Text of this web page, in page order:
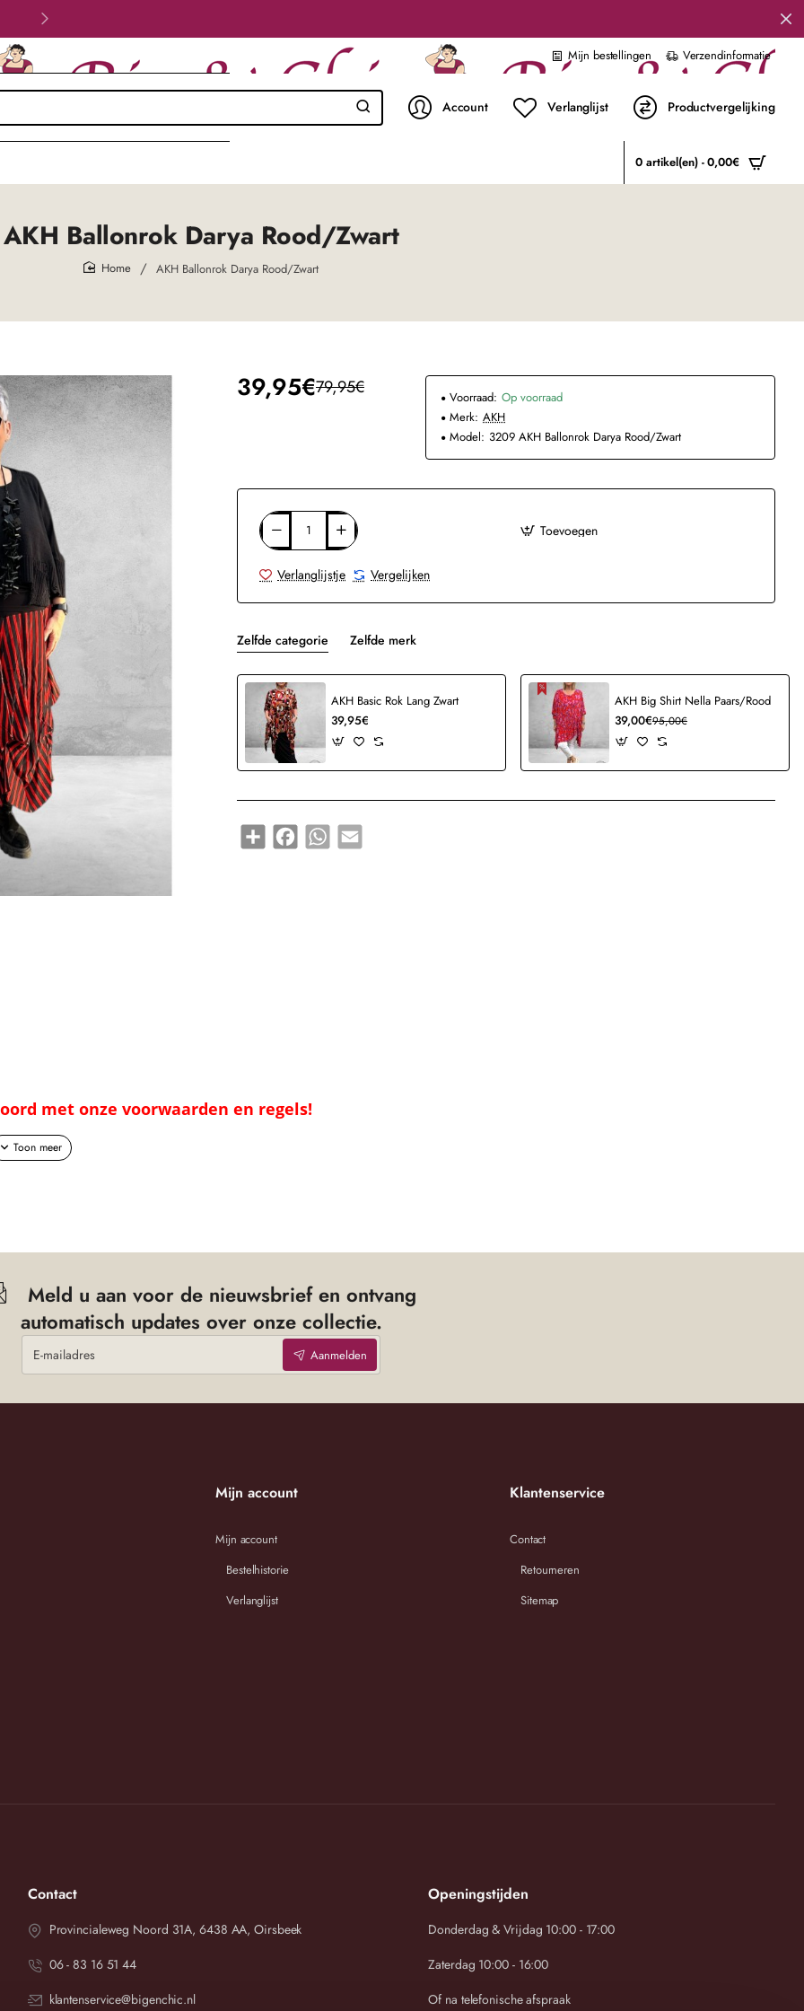
Mijn bestellingen Verzendinformatie
Account Verlanglijst Productvergelijking
0 artikel(en) - 0,00€
AKH Ballonrok Darya Rood/Zwart
AKH Ballonrok Darya Rood/Zwart
39,95€79,95€ Voorraad: Op voorraad
Merk: AKH
Model: 3209 AKH Ballonrok Darya Rood/Zwart
Toevoegen
Verlanglijstje Vergelijken
Zelfde categorie Zelfde merk
AKH Basic Rok Lang Zwart
39,95€
AKH Big Shirt Nella Paars/Rood
39,00€95,00€
Share FacebookWhatsApp
Email
met onze voorwaarden en regels!
en flatterende pasvorm, terwijl de onderkant van zachte viscose mooi
trui, een blouse of een gilet. Van casual tot chic: deze rok past zich
dan de passende maat.
en vergelijk deze dan met onze maattabel.
Meld u aan voor de nieuwsbrief en ontvang
automatisch updates over onze collectie.
E-
mailadres
Aanmelden
Mijn account
Mijn account
Bestelhistorie
Verlanglijst
Klantenservice
Contact
Retourneren
Sitemap
Contact
Provincialeweg Noord 31A, 6438 AA, Oirsbeek
06 - 83 16 51 44
klantenservice@bigenchic.nl
Openingstijden
Donderdag & Vrijdag 10:00 - 17:00
Zaterdag 10:00 - 16:00
Of na telefonische afspraak